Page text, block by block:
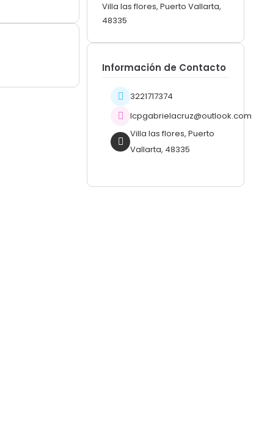
Villa las flores, Puerto Vallarta,
48335
Información de Contacto
3221717374
lcpgabrielacruz@outlook.com
Villa las flores, Puerto
Vallarta, 48335